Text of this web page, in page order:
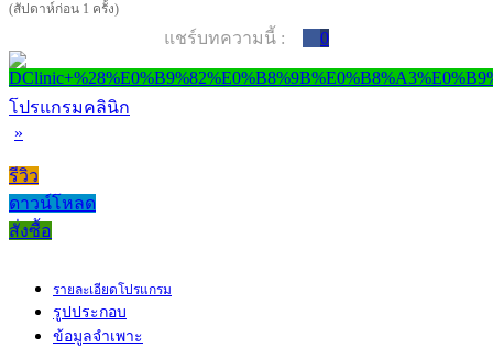
(สัปดาห์ก่อน 1 ครั้ง)
แชร์บทความนี้ : 0
โปรแกรมคลินิก
»
รีวิว
ดาวน์โหลด
สั่งซื้อ
รายละเอียดโปรแกรม
รูปประกอบ
ข้อมูลจำเพาะ